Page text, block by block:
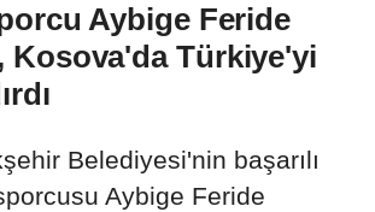
Aybige Feride
Kosova'da Türkiye'yi
Belediyesi'nin başarılı
Aybige Feride